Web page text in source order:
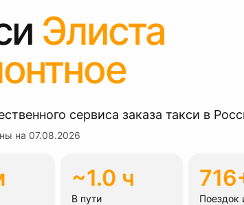
Элиста
сервиса заказа такси в
на 07.08.2026
~1.0 ч
В пути
Поездок